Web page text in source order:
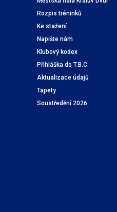
Rozpis tréninků
Ke stažení
Napište nám
Klubový kodex
Přihláška do T.B.C.
Aktualizace údajů
Tapety
Soustředění 2026